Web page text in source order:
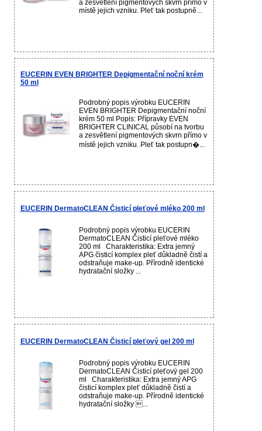
a zesvětlení pigmentových skvrn přímo v
místě jejich vzniku. Pleť tak postupně...
EUCERIN EVEN BRIGHTER Depigmentační noční krém
50 ml
Podrobný popis výrobku EUCERIN
EVEN BRIGHTER Depigmentační noční
krém 50 ml Popis: Přípravky EVEN
BRIGHTER CLINICAL působí na tvorbu
a zesvětlení pigmentových skvrn přímo v
místě jejich vzniku. Pleť tak postupn�...
EUCERIN DermatoCLEAN Čisticí pleťové mléko 200 ml
Podrobný popis výrobku EUCERIN
DermatoCLEAN Čisticí pleťové mléko
200 ml Charakteristika: Extra jemný
APG čisticí komplex pleť důkladně čistí a
odstraňuje make-up. Přírodně identické
hydratační složky ...
EUCERIN DermatoCLEAN Čisticí pleťový gel 200 ml
Podrobný popis výrobku EUCERIN
DermatoCLEAN Čisticí pleťový gel 200
ml Charakteristika: Extra jemný APG
čisticí komplex pleť důkladně čistí a
odstraňuje make-up. Přírodně identické
hydratační složky ...